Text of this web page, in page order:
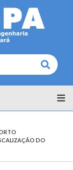
Buscar
DO